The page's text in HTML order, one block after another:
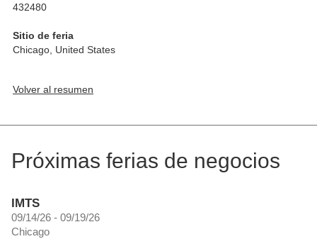
432480
Sitio de feria
Chicago United States
Volver al resumen
Próximas ferias de negocios
IMTS
09/14/26 - 09/19/26
Chicago